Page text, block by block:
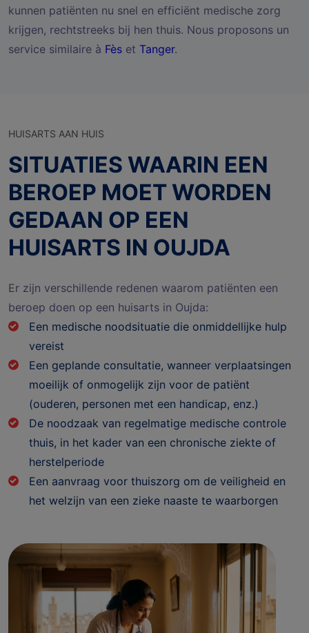
kunnen patiënten nu snel en efficiënt medische zorg
krijgen, rechtstreeks bij hen thuis. Nous proposons un
service similaire à Fès et Tanger.
HUISARTS AAN HUIS
SITUATIES WAARIN EEN
BEROEP MOET WORDEN
GEDAAN OP EEN
HUISARTS IN OUJDA
Er zijn verschillende redenen waarom patiënten een
beroep doen op een huisarts in Oujda:
Een medische noodsituatie die onmiddellijke hulp
vereist
Een geplande consultatie, wanneer verplaatsingen
moeilijk of onmogelijk zijn voor de patiënt
(ouderen, personen met een handicap, enz.)
De noodzaak van regelmatige medische controle
thuis, in het kader van een chronische ziekte of
herstelperiode
Een aanvraag voor thuiszorg om de veiligheid en
het welzijn van een zieke naaste te waarborgen